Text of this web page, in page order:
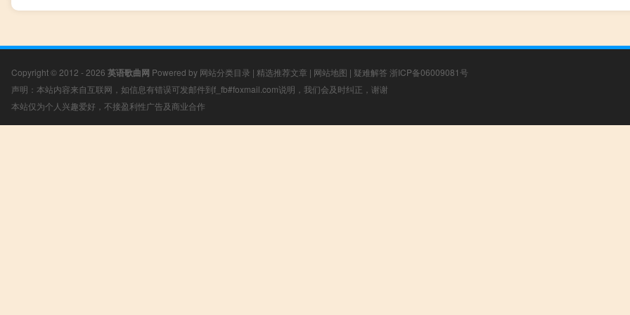
Copyright © 2012 - 2026 英语歌曲网 Powered by 网站分类目录 | 精选推荐文章 | 网站地图 | 疑难解答 浙ICP备06009081号
声明：本站内容来自互联网，如信息有错误可发邮件到f_fb#foxmail.com说明，我们会及时纠正，谢谢
本站仅为个人兴趣爱好，不接盈利性广告及商业合作